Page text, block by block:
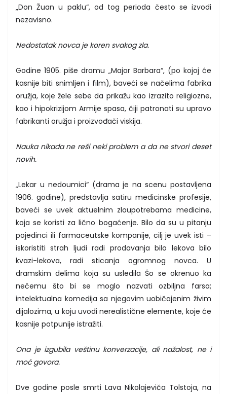
„Don Žuan u paklu“, od tog perioda često se izvodi
nezavisno.
Nedostatak novca je koren svakog zla.
Godine 1905. piše dramu „Major Barbara“, (po kojoj će
kasnije biti snimljen i film), baveći se načelima fabrika
oružja, koje žele sebe da prikažu kao izrazito religiozne,
kao i hipokrizijom Armije spasa, čiji patronati su upravo
fabrikanti oružja i proizvođači viskija.
Nauka nikada ne reši neki problem a da ne stvori deset
novih.
„Lekar u nedoumici“ (drama je na scenu postavljena
1906. godine), predstavlja satiru medicinske profesije,
baveći se uvek aktuelnim zloupotrebama medicine,
koja se koristi za lično bogaćenje. Bilo da su u pitanju
pojedinci ili farmaceutske kompanije, cilj je uvek isti –
iskoristiti strah ljudi radi prodavanja bilo lekova bilo
kvazi-lekova, radi sticanja ogromnog novca. U
dramskim delima koja su usledila Šo se okrenuo ka
nečemu što bi se moglo nazvati ozbiljna farsa;
intelektualna komedija sa njegovim uobičajenim živim
dijalozima, u koju uvodi nerealistične elemente, koje će
kasnije potpunije istražiti.
Ona je izgubila veštinu konverzacije, ali nažalost, ne i
moć govora.
Dve godine posle smrti Lava Nikolajeviča Tolstoja, na